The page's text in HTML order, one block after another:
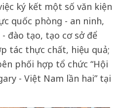
ký kết một số văn kiện
quốc phòng - an ninh,
đào tạo, tạo cơ sở để
tác thực chất, hiệu quả;
phối hợp tổ chức “Hội
- Việt Nam lần hai” tại